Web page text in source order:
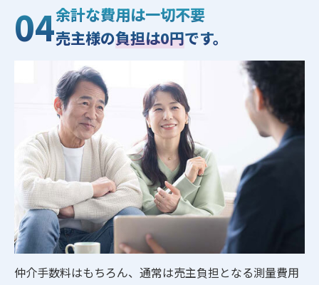
04余計な費用は一切不要
売主様の負担は0円です。
仲介手数料はもちろん、通常は売主負担となる測量費用